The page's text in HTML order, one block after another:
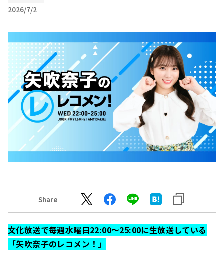
2026/7/2
Share
文化放送で毎週水曜日22:00～25:00に生放送している
「矢吹奈子のレコメン！」